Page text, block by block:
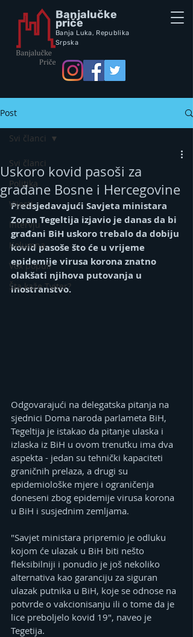
Banjalučke
priče
Banja Luka, Republika
Srpska
Post
Svi članci
Politika
Vijesti
Intervju
Kolumna
Vox populi
Šta kaže Tviter?
Svi članci
Uskoro kovid pasoši za
građane Bosne i Hercegovine
Predsjedavajući Savjeta ministara
Zoran Tegeltija izjavio je danas da bi
građani BiH uskoro trebalo da dobiju
kovid pasoše što će u vrijeme
epidemije virusa korona znatno
olakšati njihova putovanja u
inostranstvo.
Odgovarajući na delegatska pitanja na
sjednici Doma naroda parlameta BiH,
Tegeltija je istakao da pitanje ulaska i
izlaska iz BiH u ovom trenutku ima dva
aspekta - jedan su tehnički kapaciteti
graničnih prelaza, a drugi su
epidemiološke mjere i ograničenja
doneseni zbog epidemije virusa korona
u BiH i susjednim zemljama.
"Savjet ministara pripremio je odluku
kojom će ulazak u BiH biti nešto
fleksibilniji i ponudio je još nekoliko
alternativa kao garanciju za siguran
ulazak putnika u BiH, koje se odnose na
potvrde o vakcionisanju ili o tome da je
lice preboljelo kovid 19", naveo je
Tegetija.